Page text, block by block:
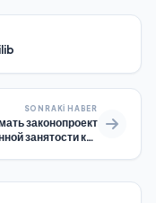
SONRAKI HABER
законопроект
занятости как